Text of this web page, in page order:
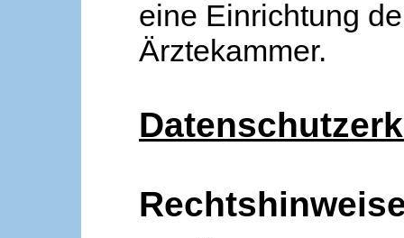
eine Einrichtung
Ärztekammer.